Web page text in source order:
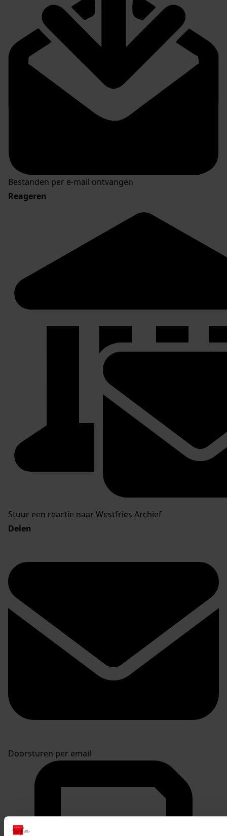
Bestanden per e-mail ontvangen
Reageren
Stuur een reactie naar Westfries Archief
Delen
Doorsturen per email